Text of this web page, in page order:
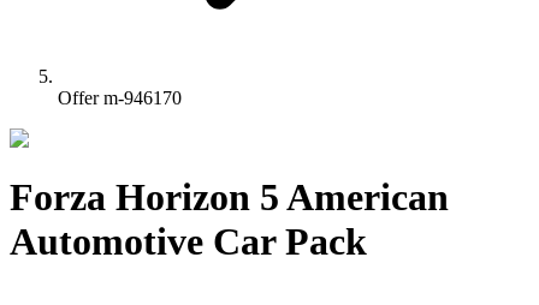
Offer m-946170
Forza Horizon 5 American
Automotive Car Pack